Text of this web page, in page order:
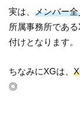
実は、メンバー
所属事務所であ
付けとなります。
ちなみにXGは、
◎